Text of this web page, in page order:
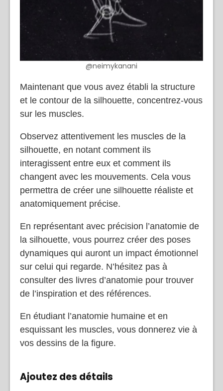
@neimykanani
Maintenant que vous avez établi la structure
et le contour de la silhouette, concentrez-vous
sur les muscles.
Observez attentivement les muscles de la
silhouette, en notant comment ils
interagissent entre eux et comment ils
changent avec les mouvements. Cela vous
permettra de créer une silhouette réaliste et
anatomiquement précise.
En représentant avec précision l’anatomie de
la silhouette, vous pourrez créer des poses
dynamiques qui auront un impact émotionnel
sur celui qui regarde. N’hésitez pas à
consulter des livres d’anatomie pour trouver
de l’inspiration et des références.
En étudiant l’anatomie humaine et en
esquissant les muscles, vous donnerez vie à
vos dessins de la figure.
Ajoutez des détails